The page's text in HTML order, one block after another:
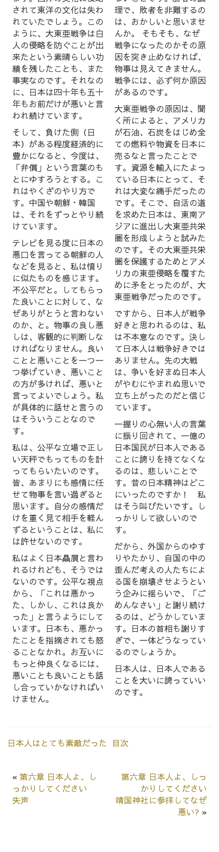
されて東洋の文化は失わ
れていたでしょう。この
ように、大東亜戦争は白
人の侵略を防ぐことが出
来たという素晴らしい功
績を残したことも、また
事実なのです。それなの
に、日本は四十年も五十
年もお前だけが悪いと言
われ続けています。
そして、負けた側（日
本）がある程度経済的に
豊かになると、今度は、
「弁償」という言葉のも
とにゆすろうとする。こ
れはやくざのやり方で
す。中国や朝鮮・韓国
は、それをずっとやり続
けています。
テレビを見る度に日本の
悪口を言ってる朝鮮の人
などを見ると、私は憤り
に似たものを感じます。
不公平だと。してもらっ
た良いことに対して、な
ぜありがとうと言わない
のか、と。物事の良し悪
しは、客観的に判断しな
ければなりません。良い
ことと悪いことを一つ一
つ挙げていき、悪いこと
の方が多ければ、悪いと
言ってよいでしょう。私
が具体的に話せと言うの
はそういうことなので
す。
私は、公平な立場で正し
い天秤でもってものを計
ってもらいたいのです。
皆、あまりにも感情に任
せて物事を言い過ぎると
思います。自分の感情だ
けを重く見て相手を軽ん
ずるということは、私に
は許せないのです。
私はよく日本贔屓と言わ
れるけれども、そうでは
ないのです。公平な視点
から、「これは悪かっ
た、しかし、これは良か
った」と言うようにして
います。日本も、悪かっ
たことを指摘されても怒
ることなかれ。お互いに
もっと仲良くなるには、
悪いことも良いことも話
し合っていかなければい
けません。
理で、敗者を非難するの
は、おかしいと思いませ
んか。 そもそも、なぜ
戦争になったのかその原
因を突き止めなければ、
物事は見えてきません。
戦争には、必ず何か原因
があるのです。
大東亜戦争の原因は、聞
く所によると、アメリカ
が石油、石炭をはじめ全
ての燃料や物資を日本に
売るなと言ったことで
す。資源を輸入にたよっ
ている日本にとって、そ
れは大変な痛手だったの
です。そこで、自活の道
を求めた日本は、東南ア
ジアに進出し大東亜共栄
圏を形成しようと試みた
のです。その大東亜共栄
圏を保護するためとアメ
リカの東亜侵略を覆すた
めに矛をとったのが、大
東亜戦争だったのです。
ですから、日本人が戦争
好きと思われるのは、私
は不本意なのです。決し
て日本人は戦争好きでは
ありません。先の大戦
は、争いを好まぬ日本人
がやむにやまれぬ思いで
立ち上がったのだと信じ
ています。
一握りの心無い人の言葉
に振り回されて、一億の
日本国民が日本人である
ことに誇りを持てなくな
るのは、悲しいことで
す。昔の日本精神はどこ
にいったのですか！ 私
はそう叫びたいです。し
っかりして欲しいので
す。
だから、外国からのゆす
りやたかり、自国の中の
歪んだ考えの人たちによ
る国を崩壊させようとい
う企みに揺らいで、「ご
めんなさい」と謝り続け
るのは、どうかしていま
す。日本の首相も謝りす
ぎで、一体どうなってい
るのでしょうか。
日本人は、日本人である
ことを大いに誇っていい
のです。
日本人はとても素敵だった 目次
« 第六章 日本人よ、し
っかりしてください
失声
第六章 日本人よ、しっ
かりしてください
靖国神社に参拝してなぜ
悪い? »